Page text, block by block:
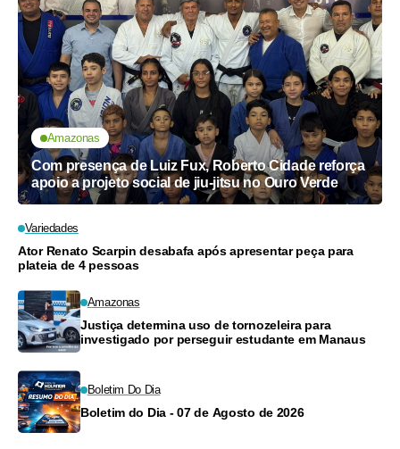
Amazonas
Com presença de Luiz Fux, Roberto Cidade reforça
apoio a projeto social de jiu-jitsu no Ouro Verde
Variedades
Ator Renato Scarpin desabafa após apresentar peça para
plateia de 4 pessoas
Amazonas
Justiça determina uso de tornozeleira para
investigado por perseguir estudante em Manaus
Boletim Do Dia
Boletim do Dia - 07 de Agosto de 2026